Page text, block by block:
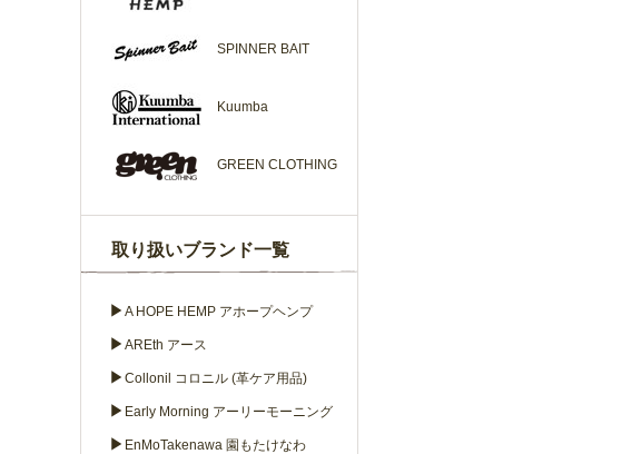
SPINNER BAIT
Kuumba
GREEN CLOTHING
取り扱いブランド一覧
▶ A HOPE HEMP アホープヘンプ
▶ AREth アース
▶ Collonil コロニル (革ケア用品)
▶ Early Morning アーリーモーニング
▶ EnMoTakenawa 園もたけなわ